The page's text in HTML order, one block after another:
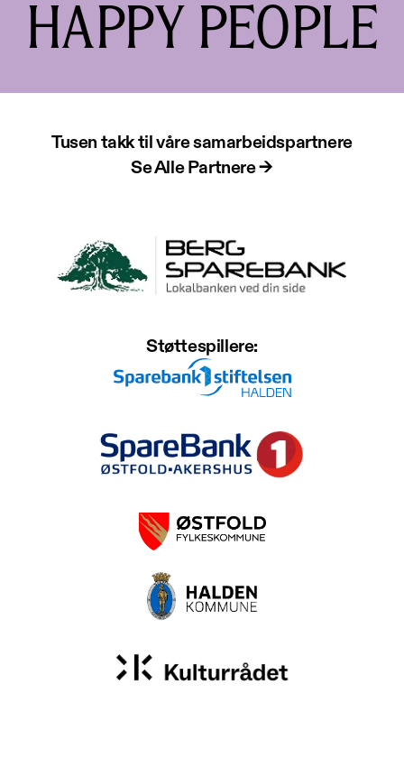
HAPPY PEOPLE
Tusen takk til våre samarbeidspartnere
Se Alle Partnere →
Støttespillere: